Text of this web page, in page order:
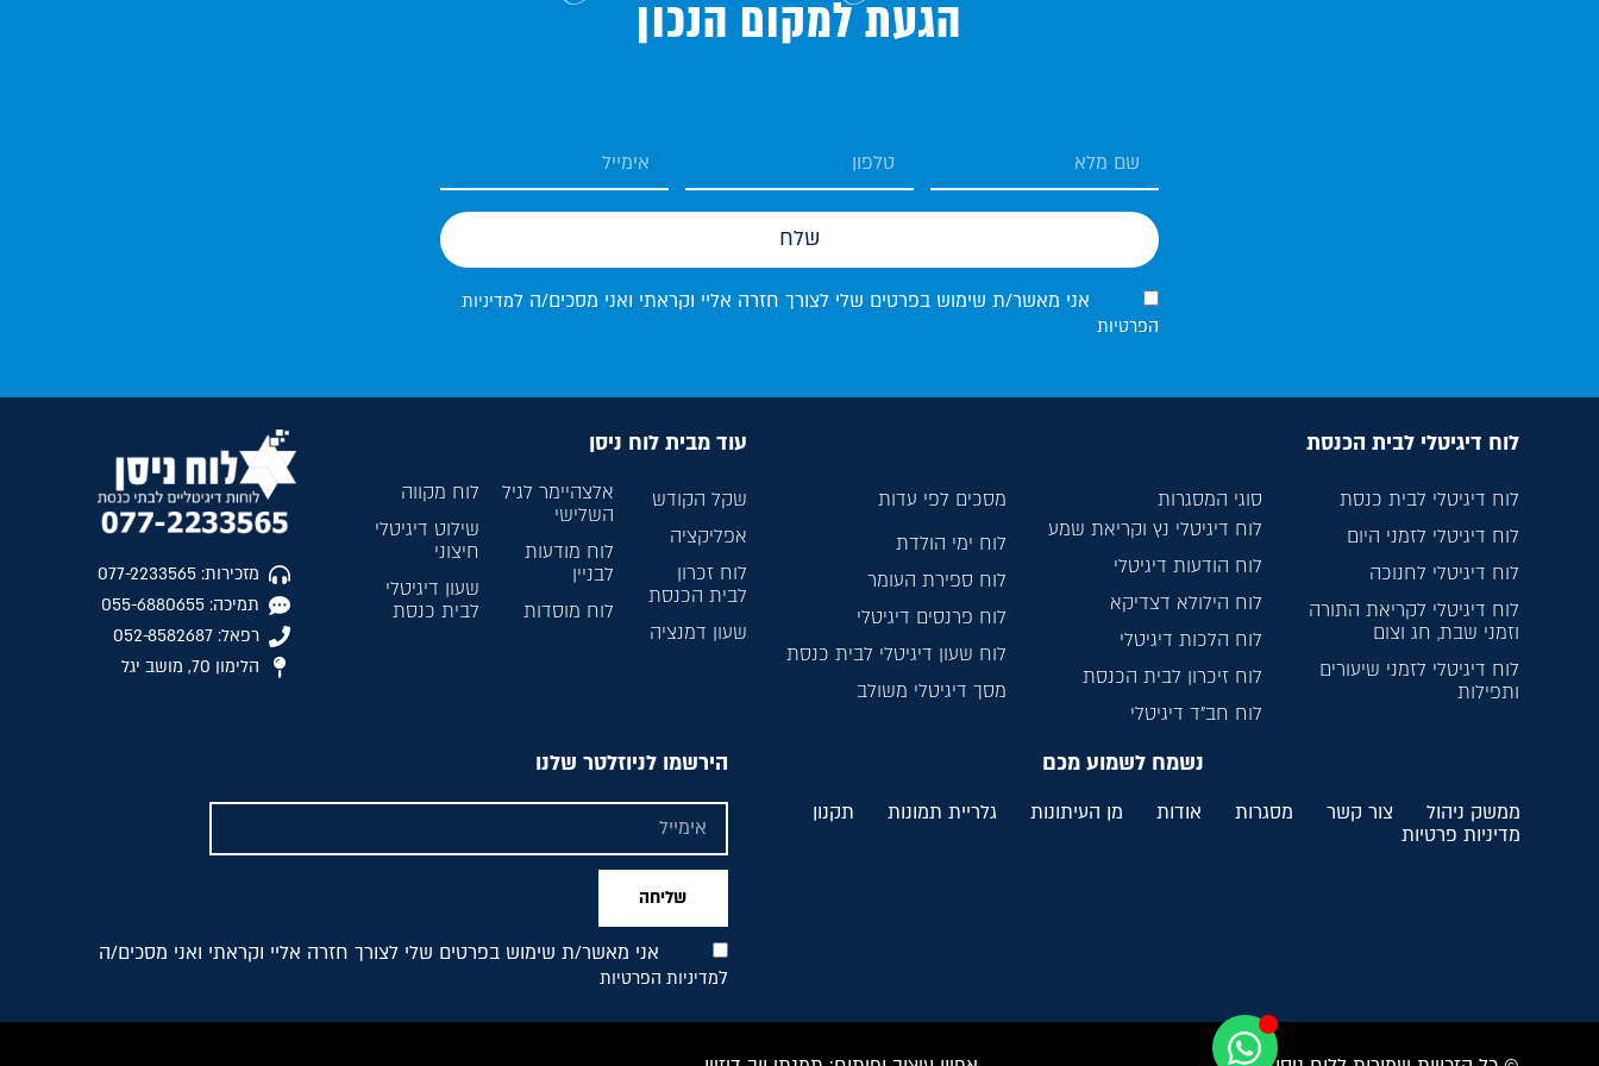
הגעת למקום הנכון
אני מאשר/ת שימוש בפרטים שלי לצורך חזרה אליי וקראתי ואני מסכים/ה למדיניות
הפרטיות
שלח
לוח דיגיטלי לבית הכנסת
לוח דיגיטלי לבית כנסת סוגי המסגרות
מסכים לפי עדות
לוח דיגיטלי לזמני היום
לוח דיגיטלי לחנוכה
לוח דיגיטלי לקריאת התורה
וזמני שבת, חג וצום
לוח דיגיטלי לזמני שיעורים
ותפילות
לוח דיגיטלי נץ וקריאת שמע
לוח הודעות דיגיטלי
לוח הילולא דצדיקא
לוח הלכות דיגיטלי
לוח זיכרון לבית הכנסת
לוח חב”ד דיגיטלי
לוח ימי הולדת
לוח ספירת העומר
לוח פרנסים דיגיטלי
לוח שעון דיגיטלי לבית כנסת
מסך דיגיטלי משולב
עוד מבית לוח ניסן
שקל הקודש
אפליקציה
לוח זכרון
לבית הכנסת
שעון דמנציה
אלצהיימר לגיל
השלישי
לוח מודעות
לבניין
לוח מוסדות
לוח מקווה
שילוט דיגיטלי
חיצוני
שעון דיגיטלי
לבית כנסת
מזכירות: 077-2233565
תמיכה: 055-6880655
רפאל: 052-8582687
הלימון 70, מושב יגל
נשמח לשמוע מכם
ממשק ניהול צור קשר מסגרות אודות מן העיתונות גלריית תמונות
תקנון
מדיניות פרטיות
הירשמו לניוזלטר שלנו
אני מאשר/ת שימוש בפרטים שלי לצורך חזרה אליי וקראתי ואני מסכים/ה
למדיניות הפרטיות
שליחה